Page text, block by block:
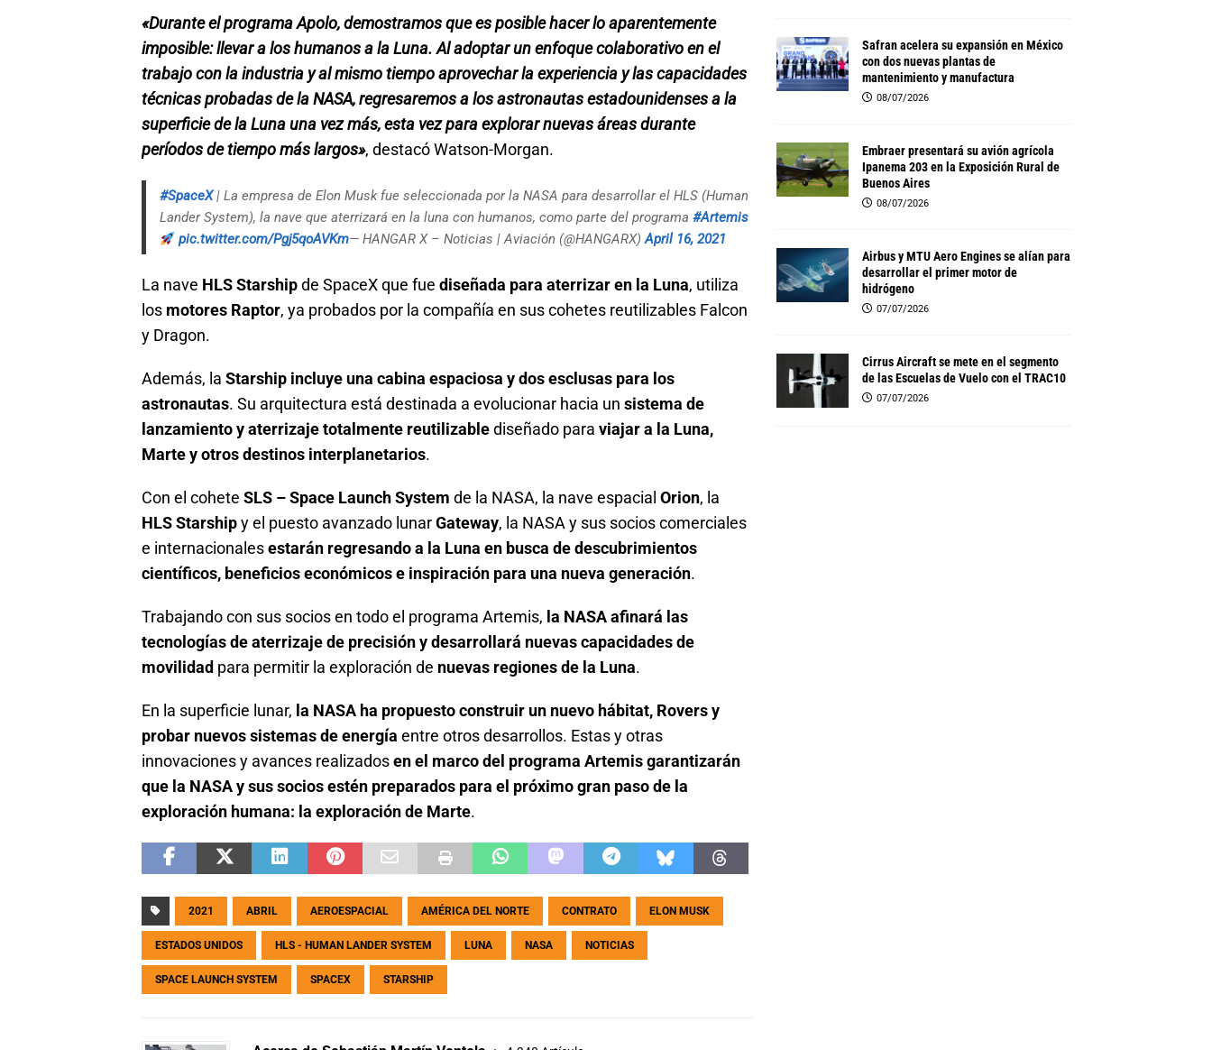
«Durante el programa Apolo, demostramos que es posible hacer lo aparentemente
imposible: llevar a los humanos a la Luna. Al adoptar un enfoque colaborativo en el
trabajo con la industria y al mismo tiempo aprovechar la experiencia y las capacidades
técnicas probadas de la NASA, regresaremos a los astronautas estadounidenses a la
superficie de la Luna una vez más, esta vez para explorar nuevas áreas durante
períodos de tiempo más largos», destacó Watson-Morgan.
#SpaceX| La empresa de Elon Musk fue seleccionada por la NASA para desarrollar el HLS (Human
Lander System), la nave que aterrizará en la luna con humanos, como parte del programa #Artemis
pic.twitter.com/Pgj5qoAVKm— HANGAR X – Noticias | Aviación (@HANGARX)April 16, 2021
La nave HLS Starshipde SpaceX que fue diseñada para aterrizar en la Luna, utiliza
los motores Raptor, ya probados por la compañía en sus cohetes reutilizables Falcon
y Dragon.
Además, la Starship incluye una cabina espaciosa y dos esclusas para los
astronautas. Su arquitectura está destinada a evolucionar hacia un sistema de
lanzamiento y aterrizaje totalmente reutilizablediseñado para viajar a la Luna,
Marte y otros destinos interplanetarios.
Con el cohete SLS – Space Launch System de la NASA, la nave espacial Orion, la
HLS Starshipy el puesto avanzado lunarGateway, la NASA y sus socios comerciales
e internacionalesestarán regresando a la Luna en busca de descubrimientos
científicos, beneficios económicos e inspiración para una nueva generación.
Trabajando con sus socios en todo el programa Artemis, la NASA afinará las
tecnologías de aterrizaje de precisión y desarrollará nuevas capacidades de
movilidad para permitir la exploración de nuevas regiones de la Luna.
En la superficie lunar, la NASA ha propuesto construir un nuevo hábitat, Rovers y
probar nuevos sistemas de energía entre otros desarrollos. Estas y otras
innovaciones y avances realizadosen el marco del programa Artemis garantizarán
que la NASA y sus socios estén preparados para el próximo gran paso de la
exploración humana: la exploración de Marte.
2021 ABRIL AEROESPACIAL AMÉRICA DEL NORTE CONTRATO ELON MUSK
ESTADOS UNIDOS HLS - HUMAN LANDER SYSTEM LUNA NASA NOTICIAS
SPACE LAUNCH SYSTEM SPACEX STARSHIP
Safran acelera su expansión en México
con dos nuevas plantas de
mantenimiento y manufactura
08/07/2026
Embraer presentará su avión agrícola
Ipanema 203 en la Exposición Rural de
Buenos Aires
08/07/2026
Airbus y MTU Aero Engines se alían para
desarrollar el primer motor de
hidrógeno
07/07/2026
Cirrus Aircraft se mete en el segmento
de las Escuelas de Vuelo con el TRAC10
07/07/2026